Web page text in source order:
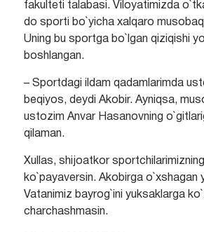
fakulteti talabasi. Viloyatimizda
do sporti bo`yicha xalqaro
Uning bu sportga bo`lgan qiziqishi
boshlangan.
– Sportdagi ildam qadamlarimda
beqiyos, deydi Akobir. Ayniqsa,
ustozim Anvar Hasanovning
qilaman.
Xullas, shijoatkor
ko`payaversin. Akobirga o`xshagan
Vatanimiz bayrog`ini yuksaklarga
charchashmasin.